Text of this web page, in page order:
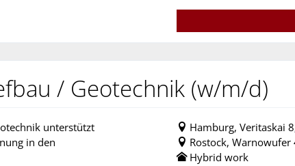
/ Geotechnik (w/m/d)
unterstützt
in den
Hamburg, Veritaskai
Rostock, Warnowufer
Hybrid work